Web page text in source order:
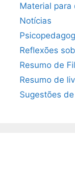
Material para
Notícias
Reflexões
Resumo de
Resumo de
Sugestões